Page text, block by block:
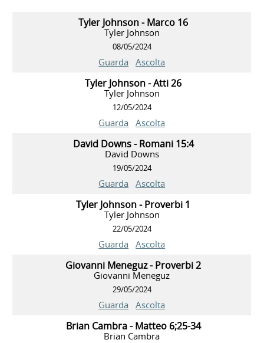
Tyler Johnson - Marco 16
Tyler Johnson
08/05/2024
Guarda Ascolta
Tyler Johnson - Atti 26
Tyler Johnson
12/05/2024
Guarda Ascolta
David Downs - Romani 15:4
David Downs
19/05/2024
Guarda Ascolta
Tyler Johnson - Proverbi 1
Tyler Johnson
22/05/2024
Guarda Ascolta
Giovanni Meneguz - Proverbi 2
Giovanni Meneguz
29/05/2024
Guarda Ascolta
Brian Cambra - Matteo 6;25-34
Brian Cambra